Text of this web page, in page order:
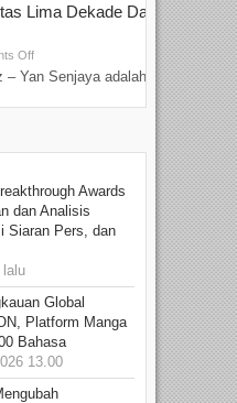
Lima Dekade Dalam
Off
Yan Senjaya adalah...
Awards
dan Analisis
Siaran Pers, dan
lalu
Global
Platform Manga
Bahasa
13.00